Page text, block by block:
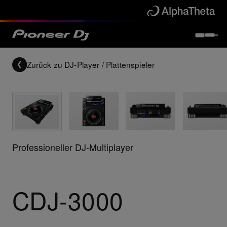
Zurück zu DJ-Player / Plattenspieler
Professioneller DJ-Multiplayer
CDJ-3000